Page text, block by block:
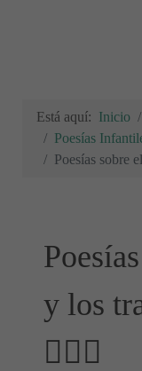
Está aquí: Inicio
Poesías
Poesías sobre
y los
👷🏻‍♀️